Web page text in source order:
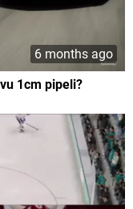
6 months ago
1cm pipeli?